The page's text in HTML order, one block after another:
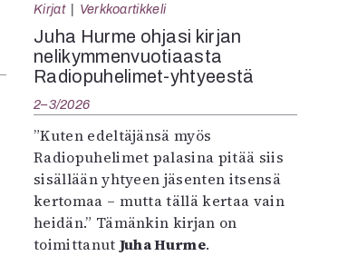
Kirjat Verkkoartikkeli
Juha Hurme ohjasi kirjan
nelikymmenvuotiaasta
Radiopuhelimet-yhtyeestä
2–3/2026
”Kuten edeltäjänsä myös
Radiopuhelimet palasina pitää siis
sisällään yhtyeen jäsenten itsensä
kertomaa – mutta tällä kertaa vain
heidän.” Tämänkin kirjan on
toimittanut Juha Hurme.